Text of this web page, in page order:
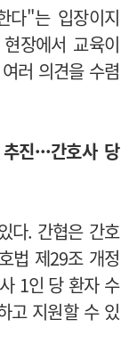
다"는 입장이지
장에서 교육이
러 의견을 수렴
진···간호사 당
다. 간협은 간호
법 제29조 개정
1인 당 환자 수
고 지원할 수 있